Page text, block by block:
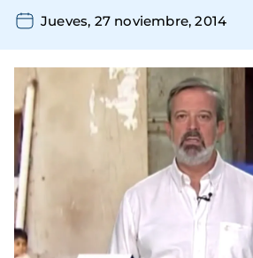
Jueves, 27 noviembre, 2014